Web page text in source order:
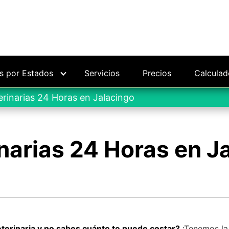
por Estados Servicios Precios
24 Horas en Jalacingo
24 Horas en